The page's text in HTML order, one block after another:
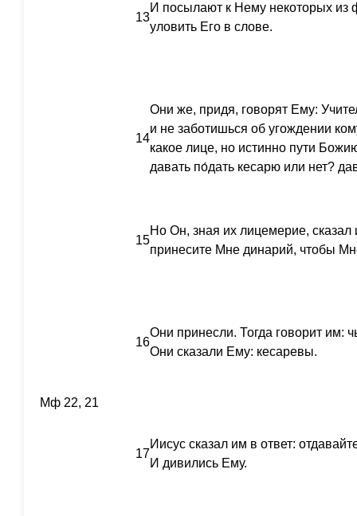
13
И посылают к Нему некоторых из
уловить Его в слове.
14
Они же, придя, говорят Ему:
и не заботишься об угождении
какое лице, но истинно пути
давать по́дать кесарю или нет?
15
Но Он, зная их лицемерие,
принесите Мне динарий, чтобы
16
Они принесли. Тогда говорит им:
Они сказали Ему: кесаревы.
Мф 22, 21
17
Иисус сказал им в ответ:
И дивились Ему.